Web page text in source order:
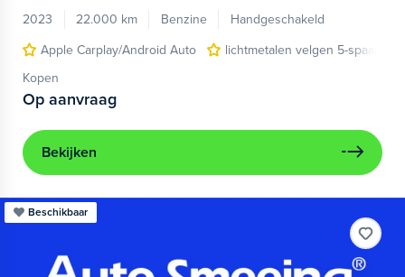
2023
22.000 km Benzine
Handgeschakeld
Apple Carplay/Android Auto
lichtmetalen velgen 5-spaaks
Kopen
Op aanvraag
Bekijken
Beschikbaar